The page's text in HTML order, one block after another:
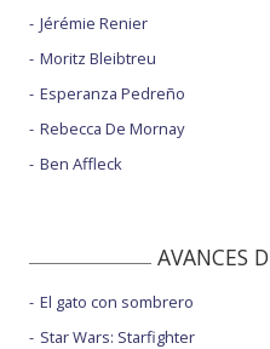
Jérémie Renier
Moritz Bleibtreu
Esperanza Pedreño
Rebecca De Mornay
Ben Affleck
AVANCES
El gato con sombrero
Star Wars: Starfighter